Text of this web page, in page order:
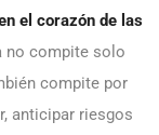
el corazón de las
no compite solo
compite por
anticipar riesgos